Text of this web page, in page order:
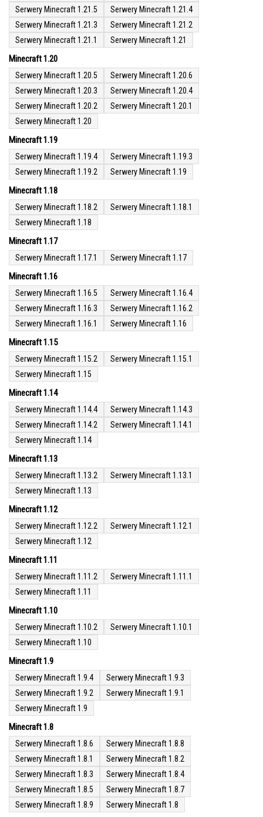
Serwery Minecraft 1.21.5
Serwery Minecraft 1.21.4
Serwery Minecraft 1.21.3
Serwery Minecraft 1.21.2
Serwery Minecraft 1.21.1
Serwery Minecraft 1.21
Minecraft 1.20
Serwery Minecraft 1.20.5
Serwery Minecraft 1.20.6
Serwery Minecraft 1.20.3
Serwery Minecraft 1.20.4
Serwery Minecraft 1.20.2
Serwery Minecraft 1.20.1
Serwery Minecraft 1.20
Minecraft 1.19
Serwery Minecraft 1.19.4
Serwery Minecraft 1.19.3
Serwery Minecraft 1.19.2
Serwery Minecraft 1.19
Minecraft 1.18
Serwery Minecraft 1.18.2
Serwery Minecraft 1.18.1
Serwery Minecraft 1.18
Minecraft 1.17
Serwery Minecraft 1.17.1 Serwery Minecraft 1.17
Minecraft 1.16
Serwery Minecraft 1.16.5
Serwery Minecraft 1.16.4
Serwery Minecraft 1.16.3
Serwery Minecraft 1.16.2
Serwery Minecraft 1.16.1
Serwery Minecraft 1.16
Minecraft 1.15
Serwery Minecraft 1.15.2
Serwery Minecraft 1.15.1
Serwery Minecraft 1.15
Minecraft 1.14
Serwery Minecraft 1.14.4
Serwery Minecraft 1.14.3
Serwery Minecraft 1.14.2
Serwery Minecraft 1.14.1
Serwery Minecraft 1.14
Minecraft 1.13
Serwery Minecraft 1.13.2
Serwery Minecraft 1.13.1
Serwery Minecraft 1.13
Minecraft 1.12
Serwery Minecraft 1.12.2
Serwery Minecraft 1.12.1
Serwery Minecraft 1.12
Minecraft 1.11
Serwery Minecraft 1.11.2
Serwery Minecraft 1.11.1
Serwery Minecraft 1.11
Minecraft 1.10
Serwery Minecraft 1.10.2
Serwery Minecraft 1.10.1
Serwery Minecraft 1.10
Minecraft 1.9
Serwery Minecraft 1.9.4
Serwery Minecraft 1.9.3
Serwery Minecraft 1.9.2
Serwery Minecraft 1.9.1
Serwery Minecraft 1.9
Minecraft 1.8
Serwery Minecraft 1.8.6
Serwery Minecraft 1.8.8
Serwery Minecraft 1.8.1
Serwery Minecraft 1.8.2
Serwery Minecraft 1.8.3
Serwery Minecraft 1.8.4
Serwery Minecraft 1.8.5
Serwery Minecraft 1.8.7
Serwery Minecraft 1.8.9
Serwery Minecraft 1.8